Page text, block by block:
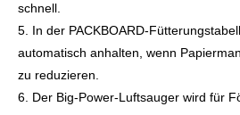
schnell.
5. In der PACKBOARD-
automatisch anhalten, wenn
zu reduzieren.
6. Der Big-Power-Luftsauger wird für